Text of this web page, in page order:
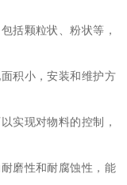
括颗粒状、粉状等，
积小，安装和维护方
实现对物料的控制，
磨性和耐腐蚀性，能